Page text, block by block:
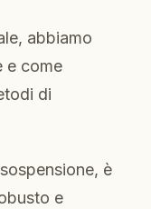
abbiamo
e come
di
è
e